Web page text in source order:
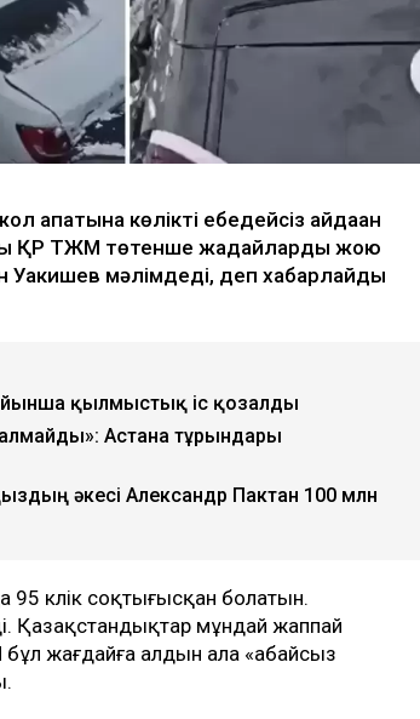
апатына көлікті ебедейсіз айдаған
ҚР ТЖМ төтенше жағдайларды жою
Уакишев мәлімдеді, деп хабарлайды
қылмыстық іс қозғалды
Астана тұрғындары
әкесі Александр Пактан 100 млн
көлік соқтығысқан болатын.
Қазақстандықтар мұндай жаппай
жағдайға алдын ала «абайсыз